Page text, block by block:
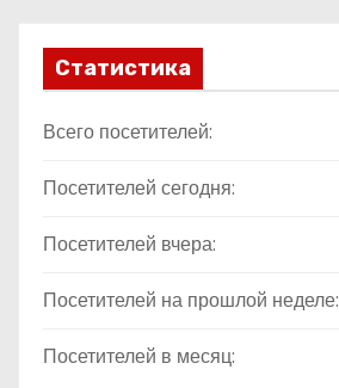
Статистика
Всего посетителей:
Посетителей сегодня:
Посетителей вчера:
Посетителей на прошлой неделе:
Посетителей в месяц: